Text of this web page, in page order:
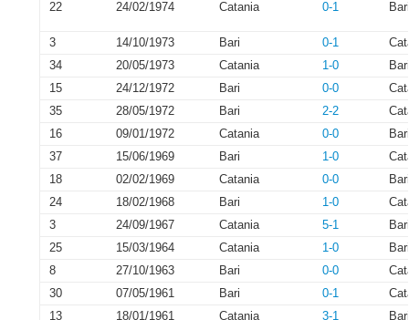
22
24/02/1974 Catania 0-1 Bari
3 14/10/1973 Bari 0-1
34
20/05/1973 Catania 1-0
Bari
15
24/12/1972 Bari 0-0
35
28/05/1972 Bari 2-2
16
09/01/1972 Catania 0-0
Bari
37
15/06/1969 Bari 1-0
18
02/02/1969 Catania 0-0
Bari
24
18/02/1968 Bari 1-0
3
24/09/1967 Catania 5-1
Bari
25
15/03/1964 Catania 1-0
Bari
8
27/10/1963 Bari 0-0
30
07/05/1961 Bari 0-1
13
18/01/1961 Catania 3-1
Bari